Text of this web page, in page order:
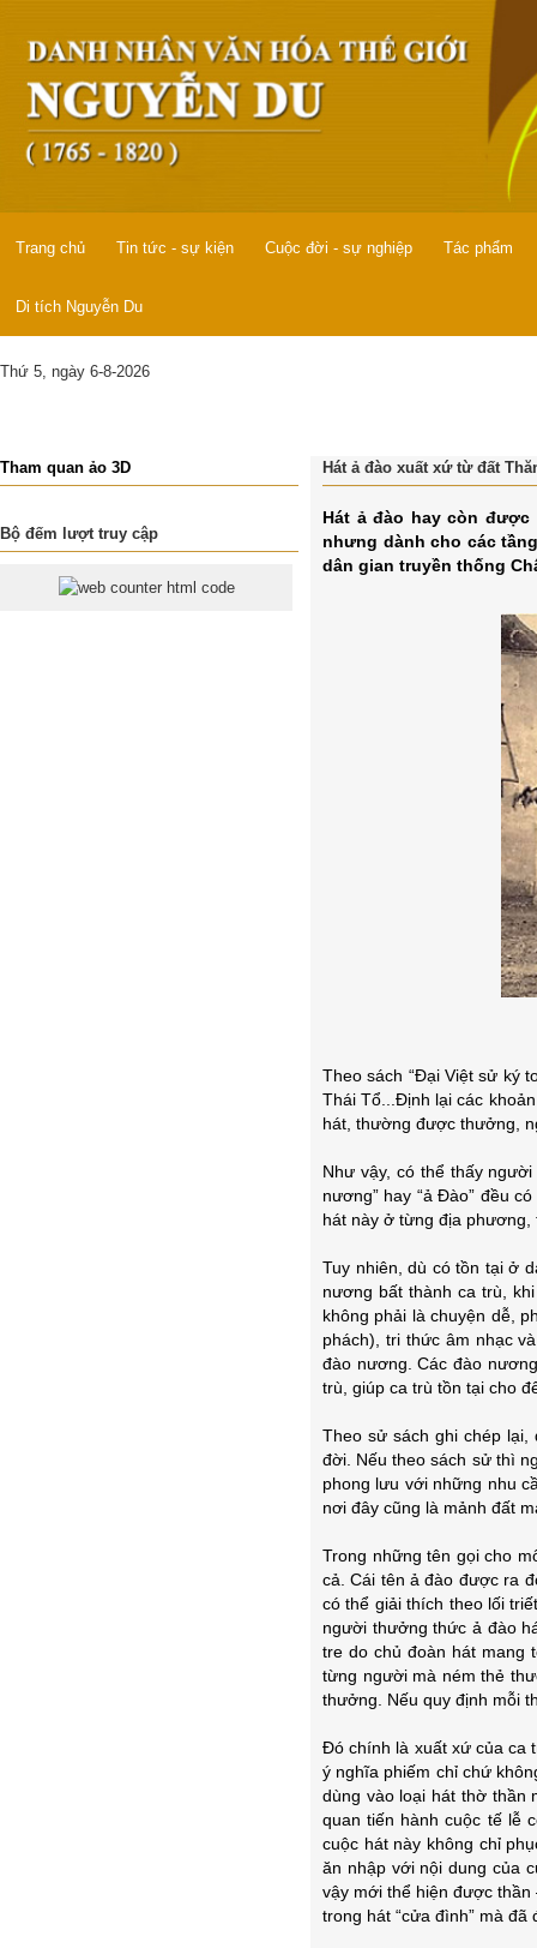
Trang chủ Tin tức - sự kiện Cuộc đời - sự nghiệp Tác phẩm
Di tích Nguyễn Du
Thứ 5, ngày 6-8-2026
Tham quan ảo 3D
Bộ đếm lượt truy cập
Hát ả đào xuất xứ từ đất
Hát ả đào hay còn
nhưng dành cho các
dân gian truyền thống
Theo sách “Đại Việt sử ký
Thái Tổ...Định lại các
hát, thường được thưởng,
Như vậy, có thể thấy
nương” hay “ả Đào” đều
hát này ở từng địa
Tuy nhiên, dù có tồn tại ở
nương bất thành ca trù,
không phải là chuyện dễ,
phách), tri thức âm nhạc
đào nương. Các đào
trù, giúp ca trù tồn tại cho
Theo sử sách ghi chép
đời. Nếu theo sách sử thì
phong lưu với những nhu
nơi đây cũng là mảnh đất
Trong những tên gọi cho
cả. Cái tên ả đào được ra
có thể giải thích theo lối
người thưởng thức ả đào
tre do chủ đoàn hát mang
từng người mà ném thẻ
thưởng. Nếu quy định mỗi
Đó chính là xuất xứ của ca
ý nghĩa phiếm chỉ chứ
dùng vào loại hát thờ thần
quan tiến hành cuộc tế lễ
cuộc hát này không chỉ
ăn nhập với nội dung của
vậy mới thể hiện được
trong hát “cửa đình” mà